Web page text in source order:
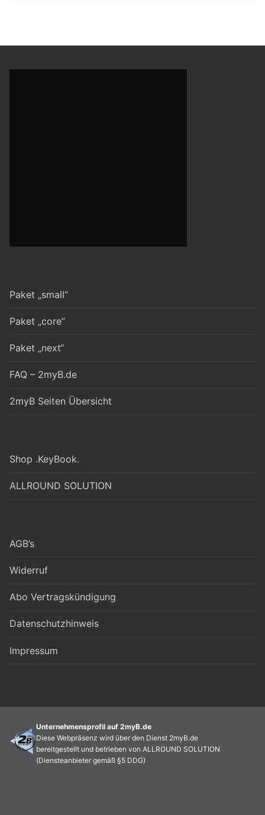
Paket „small“
Paket „core“
Paket „next“
FAQ – 2myB.de
2myB Seiten Übersicht
Shop .KeyBook.
ALLROUND SOLUTION
AGB’s
Widerruf
Abo Vertragskündigung
Datenschutzhinweis
Impressum
Unternehmensprofil auf 2myB.de
Diese Webpräsenz wird über den Dienst 2myB.de
bereitgestellt und betrieben von ALLROUND SOLUTION
(Diensteanbieter gemäß §5 DDG)